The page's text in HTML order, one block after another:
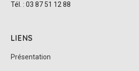
Tél. : 03 87 51 12 88
LIENS
Présentation